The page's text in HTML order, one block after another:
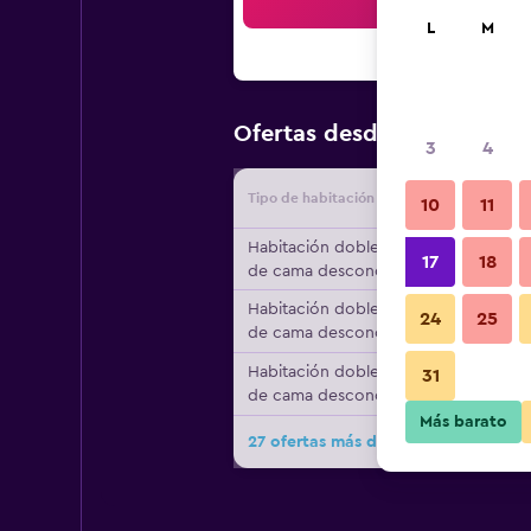
Ofertas desde Oferta
Tipo de habitación
Habitación doble, tipo
de cama desconocido
Habitación doble, tipo
de cama desconocido
Habitación doble, tipo
de cama desconocido
27 ofertas más de Gastrohotel RH
L M
3 4
10 11
17 18
24 25
31
Más barato